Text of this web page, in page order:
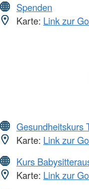
Spenden
Karte: Link zur
Gesundheitskurs
Karte: Link zur
Kurs
Karte: Link zur